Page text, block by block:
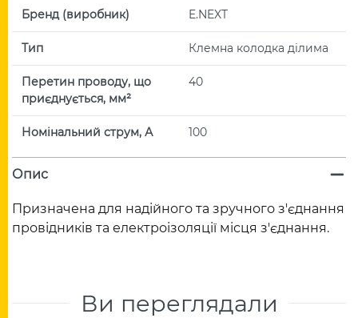
Бренд (виробник) E.NEXT
Тип Клемна колодка ділима
Перетин проводу, що
приєднується, мм²
40
Номінальний струм, А 100
Опис
Призначена для надійного та зручного з'єднання
провідників та електроізоляції місця з'єднання.
Ви переглядали